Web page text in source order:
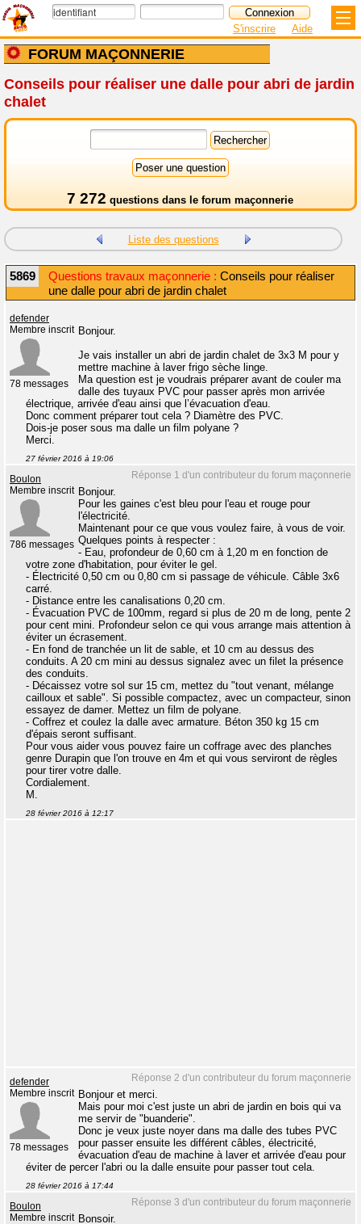
FORUM MAÇONNERIE
S'inscrire Aide
Conseils pour réaliser une dalle pour abri de jardin
chalet
7 272 questions dans le forum maçonnerie
Liste des questions
5869 Questions travaux maçonnerie : Conseils pour réaliser
une dalle pour abri de jardin chalet
defender
Membre inscrit
78 messages
Bonjour.
Je vais installer un abri de jardin chalet de 3x3 M pour y
mettre machine à laver frigo sèche linge.
Ma question est je voudrais préparer avant de couler ma
dalle des tuyaux PVC pour passer après mon arrivée
électrique, arrivée d'eau ainsi que l’évacuation d'eau.
Donc comment préparer tout cela ? Diamètre des PVC.
Dois-je poser sous ma dalle un film polyane ?
Merci.
27 février 2016 à 19:06
Réponse 1 d'un contributeur du forum maçonnerie
Boulon
Membre inscrit
786 messages
Bonjour.
Pour les gaines c'est bleu pour l'eau et rouge pour
l'électricité.
Maintenant pour ce que vous voulez faire, à vous de voir.
Quelques points à respecter :
- Eau, profondeur de 0,60 cm à 1,20 m en fonction de
votre zone d'habitation, pour éviter le gel.
- Électricité 0,50 cm ou 0,80 cm si passage de véhicule. Câble 3x6
carré.
- Distance entre les canalisations 0,20 cm.
- Évacuation PVC de 100mm, regard si plus de 20 m de long, pente 2
pour cent mini. Profondeur selon ce qui vous arrange mais attention à
éviter un écrasement.
- En fond de tranchée un lit de sable, et 10 cm au dessus des
conduits. A 20 cm mini au dessus signalez avec un filet la présence
des conduits.
- Décaissez votre sol sur 15 cm, mettez du "tout venant, mélange
cailloux et sable". Si possible compactez, avec un compacteur, sinon
essayez de damer. Mettez un film de polyane.
- Coffrez et coulez la dalle avec armature. Béton 350 kg 15 cm
d'épais seront suffisant.
Pour vous aider vous pouvez faire un coffrage avec des planches
genre Durapin que l'on trouve en 4m et qui vous serviront de règles
pour tirer votre dalle.
Cordialement.
M.
28 février 2016 à 12:17
Réponse 2 d'un contributeur du forum maçonnerie
defender
Membre inscrit
78 messages
Bonjour et merci.
Mais pour moi c'est juste un abri de jardin en bois qui va
me servir de "buanderie".
Donc je veux juste noyer dans ma dalle des tubes PVC
pour passer ensuite les différent câbles, électricité,
évacuation d'eau de machine à laver et arrivée d'eau pour
éviter de percer l'abri ou la dalle ensuite pour passer tout cela.
28 février 2016 à 17:44
Réponse 3 d'un contributeur du forum maçonnerie
Boulon
Membre inscrit Bonsoir.